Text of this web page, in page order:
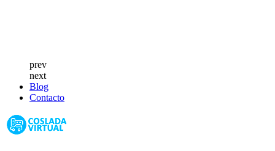
prev
next
Blog
Contacto